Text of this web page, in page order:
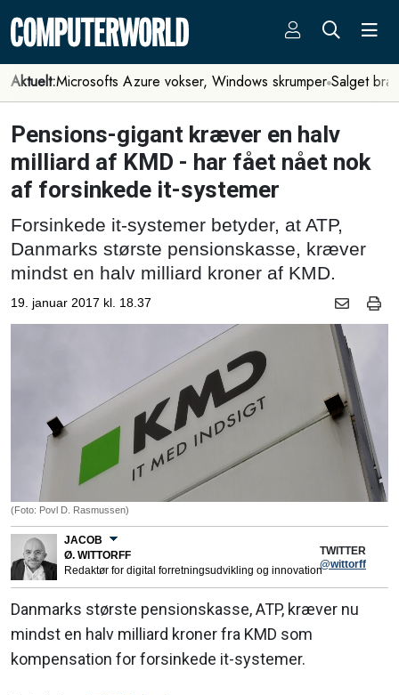
Aktuelt:Microsofts Azure vokser, Windows skrumper Salget
Pensions-gigant kræver en halv
milliard af KMD - har fået nået nok
af forsinkede it-systemer
Forsinkede it-systemer betyder, at ATP,
Danmarks største pensionskasse, kræver
mindst en halv milliard kroner af KMD.
19. januar 2017 kl. 18.37
(Foto: Povl D. Rasmussen)
JACOB
Ø. WITTORFF
Redaktør for digital forretningsudvikling og innovation
TWITTER
@wittorff
Danmarks største pensionskasse, ATP, kræver nu
mindst en halv milliard kroner fra KMD som
kompensation for forsinkede it-systemer.